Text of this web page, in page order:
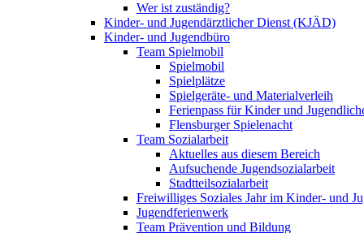
Wer ist zuständig?
Kinder- und Jugendärztlicher Dienst (KJÄD)
Kinder- und Jugendbüro
Team Spielmobil
Spielmobil
Spielplätze
Spielgeräte- und Materialverleih
Ferienpass für Kinder und
Flensburger Spielenacht
Team Sozialarbeit
Aktuelles aus diesem Bereich
Aufsuchende Jugendsozialarbeit
Stadtteilsozialarbeit
Freiwilliges Soziales Jahr im Kinder- und
Jugendferienwerk
Team Prävention und Bildung